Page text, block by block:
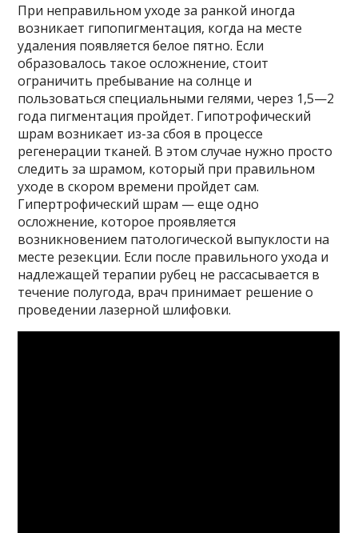
При неправильном уходе за ранкой иногда
возникает гипопигментация, когда на месте
удаления появляется белое пятно. Если
образовалось такое осложнение, стоит
ограничить пребывание на солнце и
пользоваться специальными гелями, через 1,5—2
года пигментация пройдет. Гипотрофический
шрам возникает из-за сбоя в процессе
регенерации тканей. В этом случае нужно просто
следить за шрамом, который при правильном
уходе в скором времени пройдет сам.
Гипертрофический шрам — еще одно
осложнение, которое проявляется
возникновением патологической выпуклости на
месте резекции. Если после правильного ухода и
надлежащей терапии рубец не рассасывается в
течение полугода, врач принимает решение о
проведении лазерной шлифовки.